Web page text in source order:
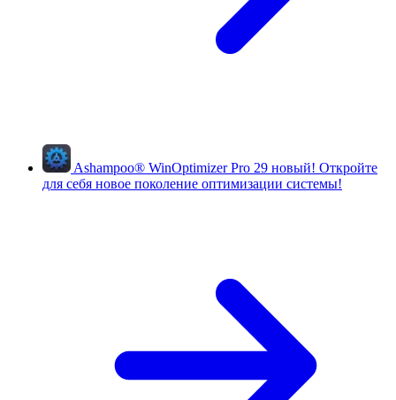
Ashampoo® WinOptimizer Pro 29 новый! Откройте
для себя новое поколение оптимизации системы!